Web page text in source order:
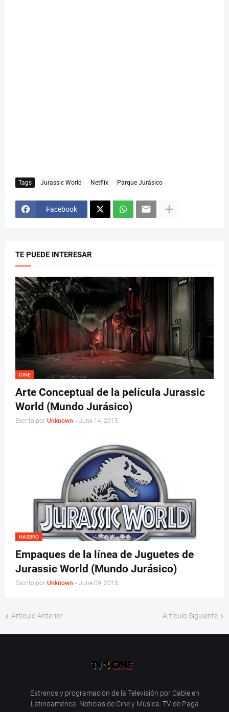
Tags Jurassic World Netflix Parque Jurásico
Facebook
TE PUEDE INTERESAR
CINE
Arte Conceptual de la película Jurassic
World (Mundo Jurásico)
Escrito por Unknown - June 14, 2015
HASBRO
Empaques de la línea de Juguetes de
Jurassic World (Mundo Jurásico)
Escrito por Unknown - June 09, 2015
Artículo Anterior Artículo Siguiente
Estrenos y programación de la Televisión por Cable en
Latinoamérica. Noticias de Cine y Música. TV de Paga